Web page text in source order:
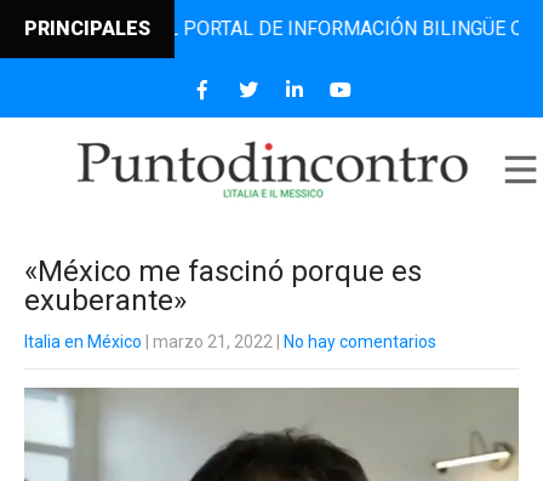
PRINCIPALESEL PORTAL DE INFORMACIÓN BILINGÜE QUE
«México me fascinó porque es
exuberante»
Italia en México | marzo 21, 2022 No hay comentarios